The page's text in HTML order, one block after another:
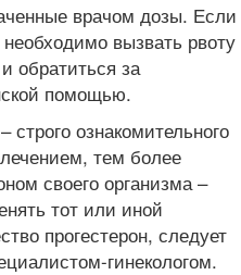
врачом дозы. Если
вызвать рвоту
обратиться за
помощью.
ознакомительного
тем более
своего организма –
тот или иной
прогестерон, следует
гинекологом.